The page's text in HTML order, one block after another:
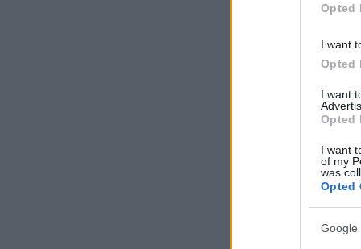
Opted
I want
Opted
I want
Opted
I want
of my
was
Opted
Google